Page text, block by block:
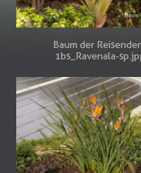
Baum der
1bs_Ravenala-